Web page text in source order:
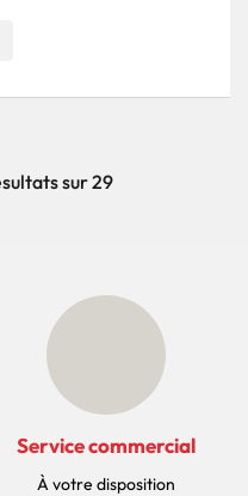
sur 29
Service commercial
À votre disposition